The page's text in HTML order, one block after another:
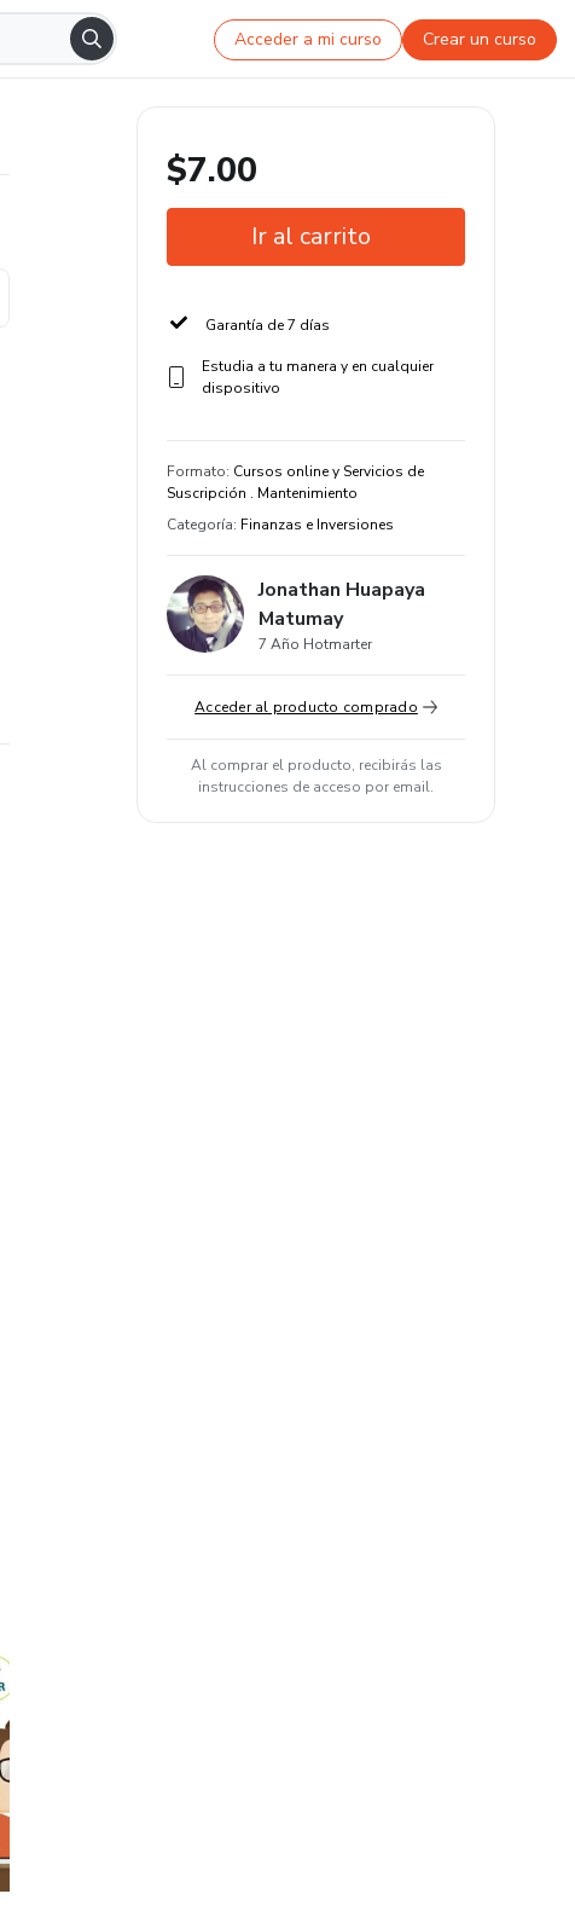
Acceder a mi curso Crear un curso
$7.00
Ir al carrito
Garantía de 7 días
Estudia a tu manera y en cualquier
dispositivo
Formato: Cursos online y Servicios de
Suscripción . Mantenimiento
Categoría: Finanzas e Inversiones
Jonathan Huapaya
Matumay
7 Año Hotmarter
Acceder al producto comprado
Al comprar el producto, recibirás las
instrucciones de acceso por email.